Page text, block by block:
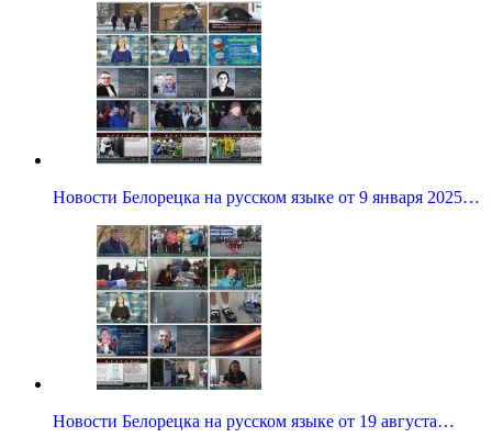
Новости Белорецка на русском языке от 9 января 2025…
Новости Белорецка на русском языке от 19 августа…